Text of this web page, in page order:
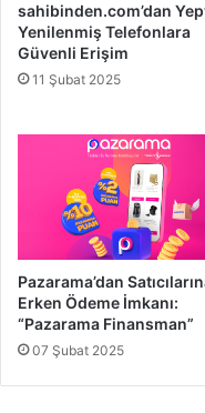
sahibinden.com’dan
Yenilenmiş Telefonlara
Güvenli Erişim
11 Şubat 2025
Pazarama’dan
Erken Ödeme İmkanı:
“Pazarama Finansman”
07 Şubat 2025